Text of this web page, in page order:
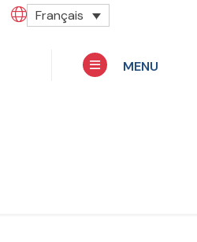
Français
MENU